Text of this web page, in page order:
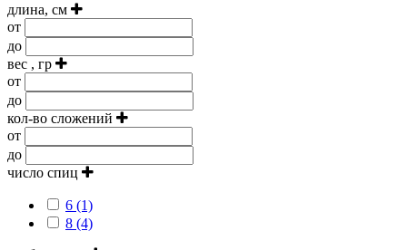
длина, см
от
до
вес , гр
от
до
кол-во сложений
от
до
число спиц
6 (1)
8 (4)